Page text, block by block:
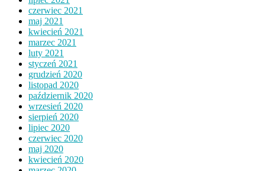
czerwiec 2021
maj 2021
kwiecień 2021
marzec 2021
luty 2021
styczeń 2021
grudzień 2020
listopad 2020
październik 2020
wrzesień 2020
sierpień 2020
lipiec 2020
czerwiec 2020
maj 2020
kwiecień 2020